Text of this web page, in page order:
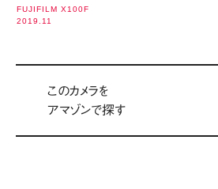
FUJIFILM X100F
2019.11
このカメラを
アマゾンで探す